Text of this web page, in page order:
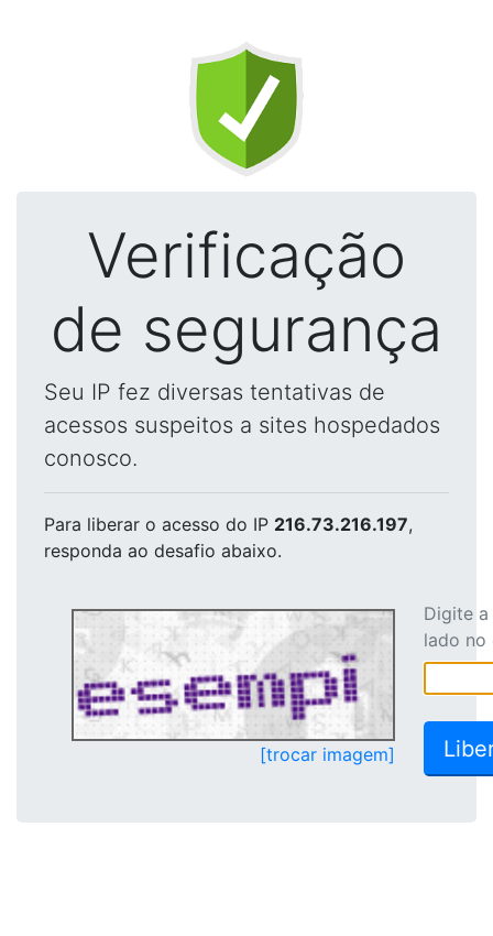
Verificação
de segurança
Seu IP fez diversas tentativas de
acessos suspeitos a sites hospedados
conosco.
Para liberar o acesso do IP 216.73.216.197,
responda ao desafio abaixo.
[trocar imagem]
Digite
lado no